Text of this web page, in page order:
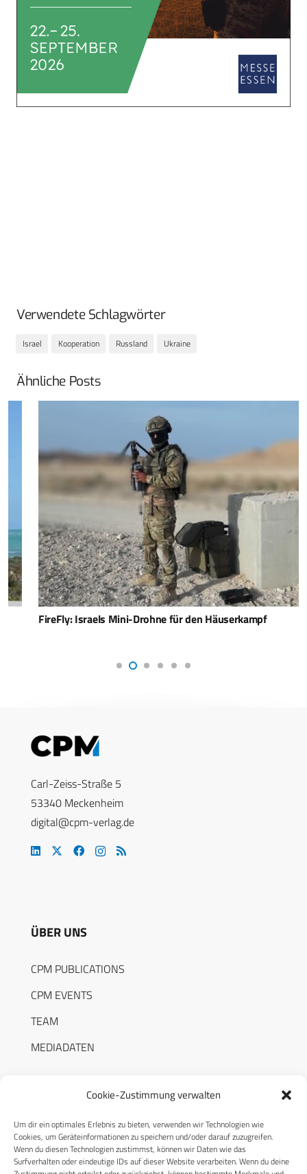
Cookie-Zustimmung verwalten
Um dir ein optimales Erlebnis zu bieten, verwenden wir Technologien wie
Cookies, um Geräteinformationen zu speichern und/oder darauf zuzugreifen.
Wenn du diesen Technologien zustimmst, können wir Daten wie das
Surfverhalten oder eindeutige IDs auf dieser Website verarbeiten. Wenn du deine
Verwendete Schlagwörter
Israel Kooperation Russland Ukraine
Ähnliche Posts
FireFly: Israels Mini-Drohne für den Häuserkampf
Carl-Zeiss-Straße 5
53340 Meckenheim
digital@cpm-verlag.de
ÜBER UNS
CPM PUBLICATIONS
CPM EVENTS
TEAM
MEDIADATEN
RECHTLICHES
Datenschutzerklärung